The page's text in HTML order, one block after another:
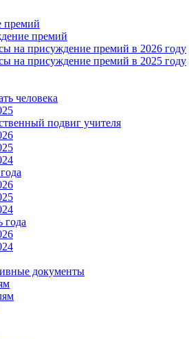
премий
премий
на присуждение премий в 2026 году
на присуждение премий в 2025 году
человека
подвиг учителя
года
документы